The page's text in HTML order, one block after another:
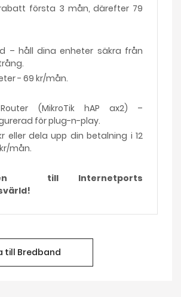
rabatt första 3 mån, därefter 79
– håll dina enheter säkra från
- 69 kr/mån.
(MikroTik hAP ax2) –
för plug-n-play.
eller dela upp din betalning i 12
mån.
till Internetports
Tillbaka till Bredband